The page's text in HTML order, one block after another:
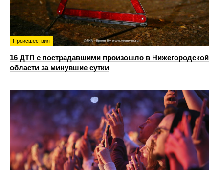
Происшествия
16 ДТП с пострадавшими произошло в Нижегородской
области за минувшие сутки